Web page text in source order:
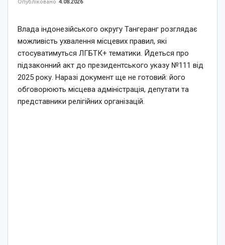
Опубліковано 4.08.2026
Влада індонезійського округу Тангеранг розглядає
можливість ухвалення місцевих правил, які
стосуватимуться ЛГБТК+ тематики. Йдеться про
підзаконний акт до президентського указу №111 від
2025 року. Наразі документ ще не готовий: його
обговорюють місцева адміністрація, депутати та
представники релігійних організацій.